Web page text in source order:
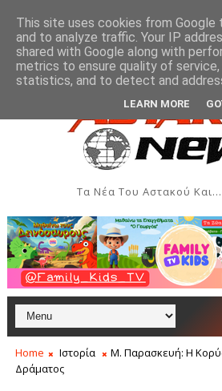
- Αύγουστος 2026 ΑΣΤΑΚΌΣ
Τα Νέα Του Αστακού
Home Ιστορία
Μ. Παρασκευή: Η
Δράματος
This site uses cookies from
and to analyze traffic. Your IP
shared with Google along with
metrics to ensure quality of service,
statistics, and to detect and
LEARN MORE